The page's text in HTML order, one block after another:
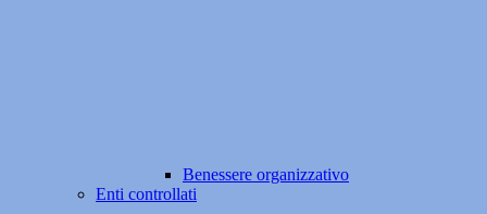
Benessere organizzativo
Enti controllati